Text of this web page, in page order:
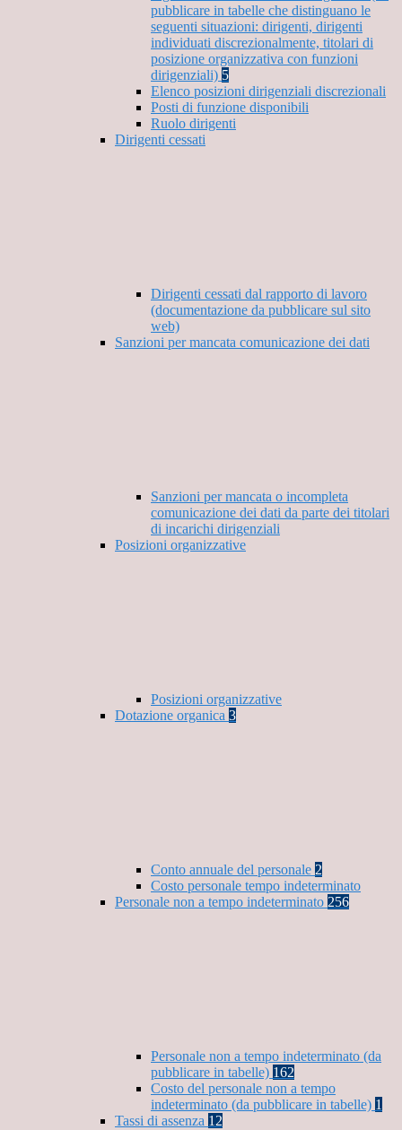
pubblicare in tabelle che distinguano le
seguenti situazioni: dirigenti, dirigenti
individuati discrezionalmente, titolari di
posizione organizzativa con funzioni
dirigenziali) 5
Elenco posizioni dirigenziali discrezionali
Posti di funzione disponibili
Ruolo dirigenti
Dirigenti cessati
Dirigenti cessati dal rapporto di lavoro
(documentazione da pubblicare sul sito
web)
Sanzioni per mancata comunicazione dei dati
Sanzioni per mancata o incompleta
comunicazione dei dati da parte dei titolari
di incarichi dirigenziali
Posizioni organizzative
Posizioni organizzative
Dotazione organica 3
Conto annuale del personale 2
Costo personale tempo indeterminato
Personale non a tempo indeterminato 256
Personale non a tempo indeterminato (da
pubblicare in tabelle) 162
Costo del personale non a tempo
indeterminato (da pubblicare in tabelle) 1
Tassi di assenza 12